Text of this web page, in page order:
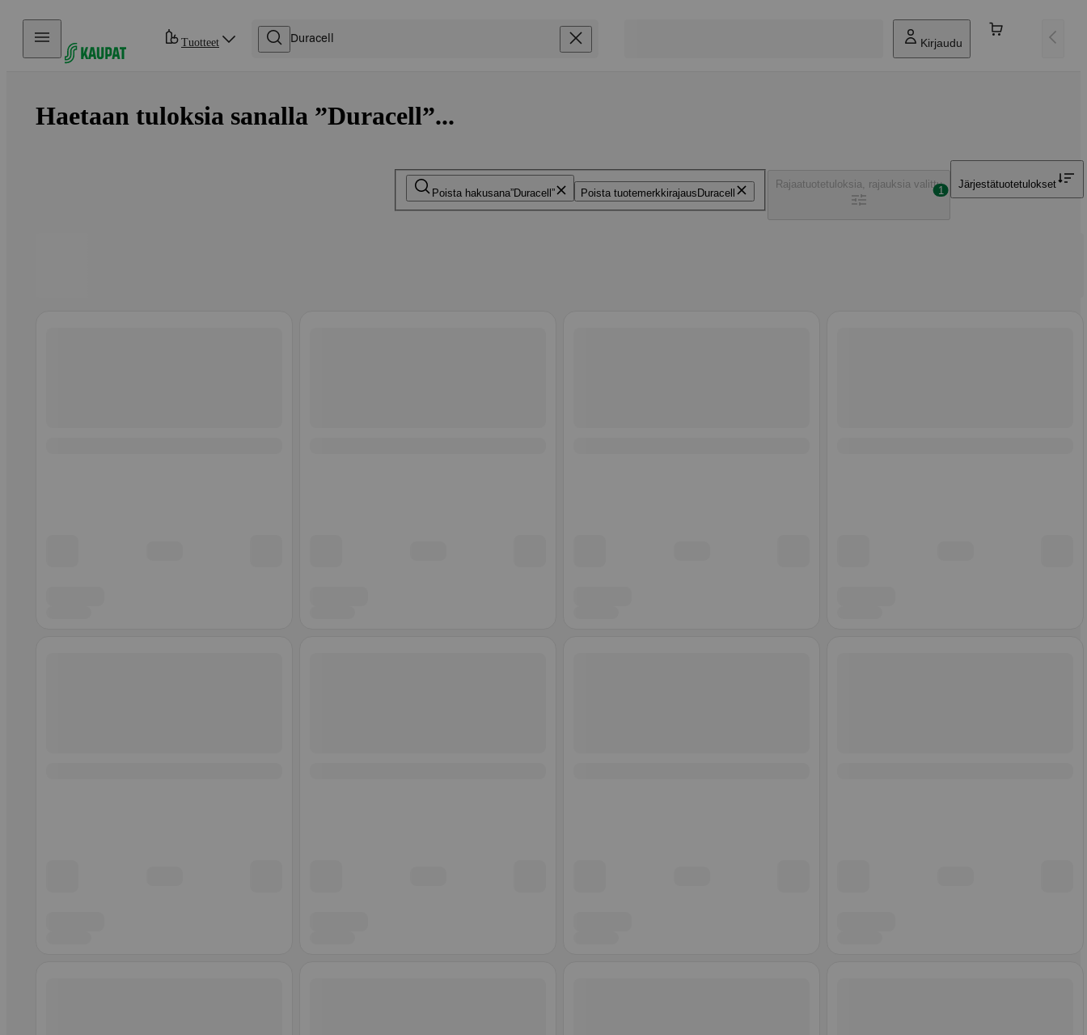
Hyppää sisältöön
Tuotteet Kirjaudu
Haetaan tuloksia sanalla ”Duracell”...
Poista hakusana Duracell Poista tuotemerkkirajaus Duracell
Rajaatuotetuloksia, rajauksia valittu
1
Järjestätuotetulokset